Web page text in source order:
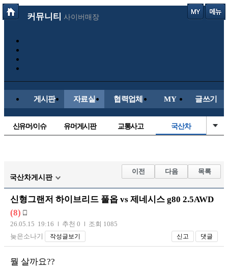
커뮤니티 사이버매장
게시판 자료실 협력업체 MY 글쓰기
신유머/이슈 유머게시판 교통사고 국산차
자유사진 군사/무기
트럭/버스
장착시공사진
국산차게시판
이전 다음 목록
신형그랜저 하이브리드 풀옵 vs 제네시스 g80 2.5AWD
(8)
26.05.15 19:16 추천 0
조회 1085
늦은소나기
작성글보기 신고 댓글
뭘 살까요??